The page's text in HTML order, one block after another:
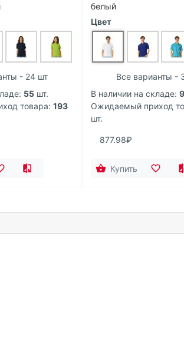
- 24 шт
55 шт.
товара: 193
белый
Цвет
Все варианты -
В наличии на складе:
Ожидаемый приход
шт.
877.98₽
Купить